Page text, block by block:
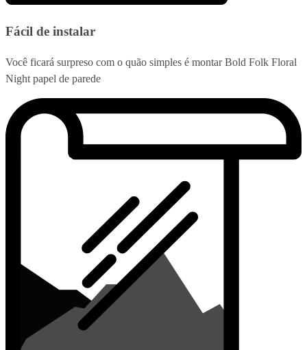
Fácil de instalar
Você ficará surpreso com o quão simples é montar Bold Folk Floral
Night papel de parede